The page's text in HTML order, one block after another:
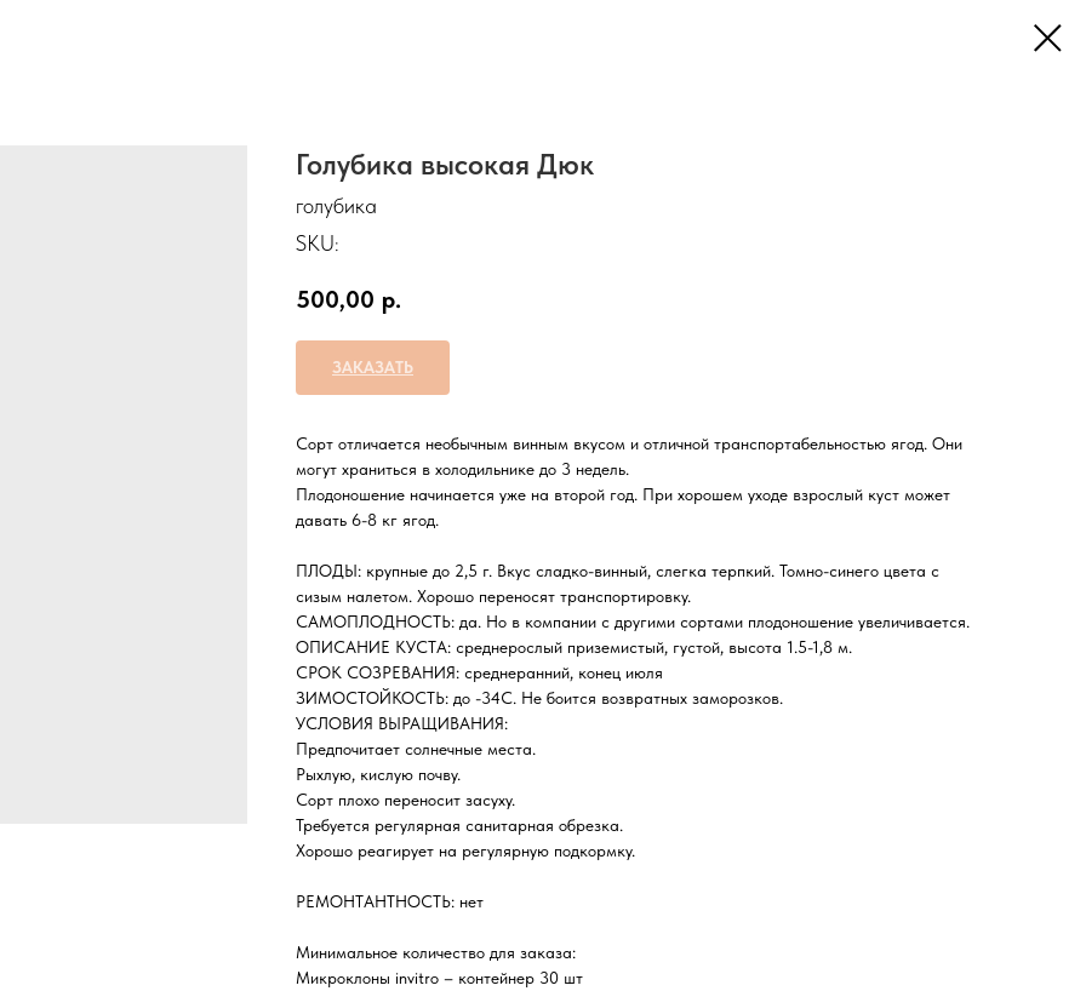
Голубика высокая Дюк
голубика
SKU:
500,00 р.
ЗАКАЗАТЬ
Сорт отличается необычным винным вкусом и отличной транспортабельностью ягод. Они
могут храниться в холодильнике до 3 недель.
Плодоношение начинается уже на второй год. При хорошем уходе взрослый куст может
давать 6-8 кг ягод.
ПЛОДЫ: крупные до 2,5 г. Вкус сладко-винный, слегка терпкий. Томно-синего цвета с
сизым налетом. Хорошо переносят транспортировку.
САМОПЛОДНОСТЬ: да. Но в компании с другими сортами плодоношение увеличивается.
ОПИСАНИЕ КУСТА: среднерослый приземистый, густой, высота 1.5-1,8 м.
СРОК СОЗРЕВАНИЯ: среднеранний, конец июля
ЗИМОСТОЙКОСТЬ: до -34С. Не боится возвратных заморозков.
УСЛОВИЯ ВЫРАЩИВАНИЯ:
Предпочитает солнечные места.
Рыхлую, кислую почву.
Сорт плохо переносит засуху.
Требуется регулярная санитарная обрезка.
Хорошо реагирует на регулярную подкормку.
РЕМОНТАНТНОСТЬ: нет
Минимальное количество для заказа:
Микроклоны invitro – контейнер 30 шт